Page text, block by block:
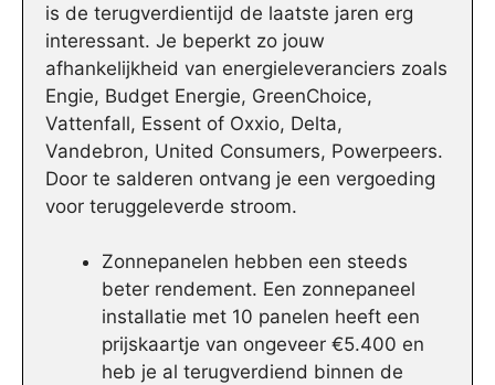
is de terugverdientijd de laatste jaren erg
interessant. Je beperkt zo jouw
afhankelijkheid van energieleveranciers zoals
Engie, Budget Energie, GreenChoice,
Vattenfall, Essent of Oxxio, Delta,
Vandebron, United Consumers, Powerpeers.
Door te salderen ontvang je een vergoeding
voor teruggeleverde stroom.
Zonnepanelen hebben een steeds
beter rendement. Een zonnepaneel
installatie met 10 panelen heeft een
prijskaartje van ongeveer €5.400 en
heb je al terugverdiend binnen de